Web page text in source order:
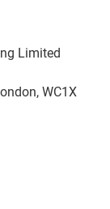
Limited
WC1X